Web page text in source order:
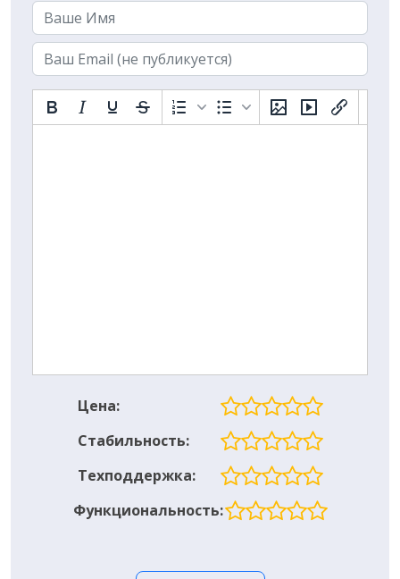
Name
Email
Цена:
Стабильность:
Техподдержка:
Функциональность: